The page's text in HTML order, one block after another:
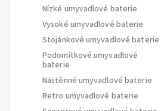
Nízké umyvadlové baterie
Vysoké umyvadlové baterie
Stojánkové umyvadlové baterie
Podomítkové umyvadlové
baterie
Nástěnné umyvadlové baterie
Retro umyvadlové baterie